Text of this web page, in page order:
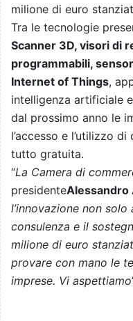
milione di euro
Tra le tecnologie
Scanner 3D, visori di
programmabili,
Internet of Things,
intelligenza artificiale
dal prossimo anno le
l’accesso e l’utilizzo
tutto gratuita.
“La Camera di
presidenteAlessandro
l’innovazione non
consulenza e il
milione di euro
provare con mano le
imprese. Vi aspettiamo